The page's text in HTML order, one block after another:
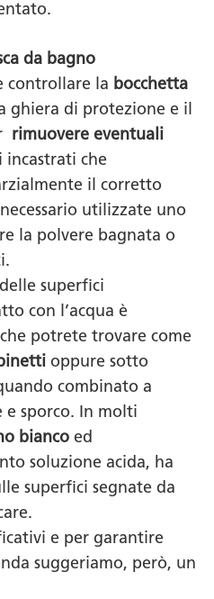
da bagno
controllare la bocchetta
ghiera di protezione e il
rimuovere eventuali
incastrati che
il corretto
utilizzate uno
la polvere bagnata o
superfici
con l’acqua è
potrete trovare come
oppure sotto
combinato a
e sporco. In molti
bianco ed
soluzione acida, ha
superfici segnate da
e per garantire
suggeriamo, però, un